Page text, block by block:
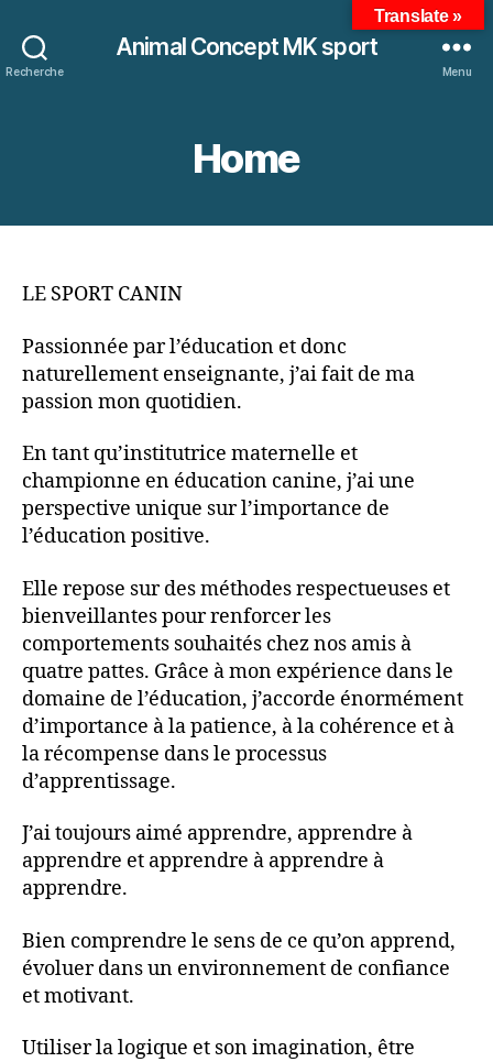
Recherche
Animal Concept MK sport
Menu
Home
LE SPORT CANIN
Passionnée par l’éducation et donc
naturellement enseignante, j’ai fait de ma
passion mon quotidien.
En tant qu’institutrice maternelle et
championne en éducation canine, j’ai une
perspective unique sur l’importance de
l’éducation positive.
Elle repose sur des méthodes respectueuses et
bienveillantes pour renforcer les
comportements souhaités chez nos amis à
quatre pattes. Grâce à mon expérience dans le
domaine de l’éducation, j’accorde énormément
d’importance à la patience, à la cohérence et à
la récompense dans le processus
d’apprentissage.
J’ai toujours aimé apprendre, apprendre à
apprendre et apprendre à apprendre à
apprendre.
Bien comprendre le sens de ce qu’on apprend,
évoluer dans un environnement de confiance
et motivant.
Utiliser la logique et son imagination, être
Translate »